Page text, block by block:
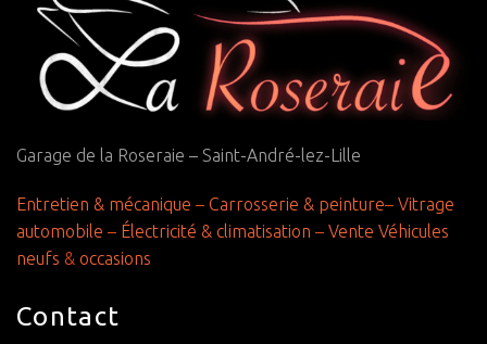
Garage de la Roseraie – Saint-André-lez-Lille
Entretien & mécanique – Carrosserie & peinture– Vitrage
automobile – Électricité & climatisation – Vente Véhicules
neufs & occasions
Contact